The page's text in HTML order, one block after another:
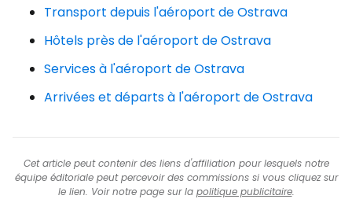
Transport depuis l'aéroport de Ostrava
Hôtels près de l'aéroport de Ostrava
Services à l'aéroport de Ostrava
Arrivées et départs à l'aéroport de Ostrava
Cet article peut contenir des liens d'affiliation pour lesquels notre
équipe éditoriale peut percevoir des commissions si vous cliquez sur
le lien. Voir notre page sur la politique publicitaire.